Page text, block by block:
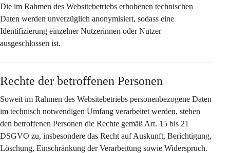
Die im Rahmen des Websitebetriebs erhobenen technischen
Daten werden unverzüglich anonymisiert, sodass eine
Identifizierung einzelner Nutzerinnen oder Nutzer
ausgeschlossen ist.
Rechte der betroffenen Personen
Soweit im Rahmen des Websitebetriebs personenbezogene Daten
im technisch notwendigen Umfang verarbeitet werden, stehen
den betroffenen Personen die Rechte gemäß Art. 15 bis 21
DSGVO zu, insbesondere das Recht auf Auskunft, Berichtigung,
Löschung, Einschränkung der Verarbeitung sowie Widerspruch.